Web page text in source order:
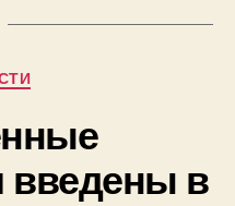
введены в